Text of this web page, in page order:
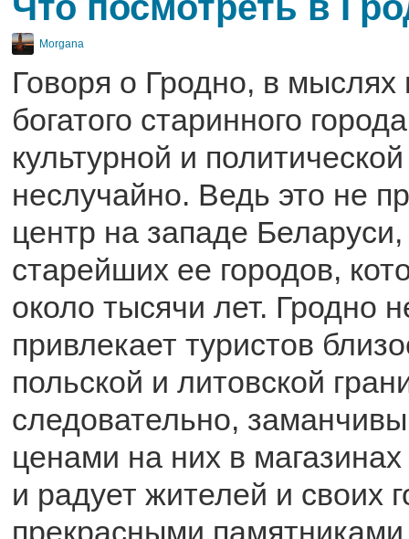
Morgana
Говоря о Гродно, в мыслях
богатого старинного
культурной и
неслучайно. Ведь это не
центр на западе
старейших ее городов,
около тысячи лет. Гродно
привлекает туристов
польской и литовской
следовательно,
ценами на них в
и радует жителей и своих
прекрасными памятниками